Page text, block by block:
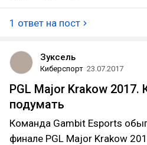
1 ответ на пост
Зуксель
Киберспорт 23.07.2017
PGL Major Krakow 2017.
подумать
Команда Gambit Esports
финале PGL Major Krakow